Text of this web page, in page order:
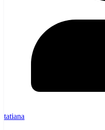
tatiana